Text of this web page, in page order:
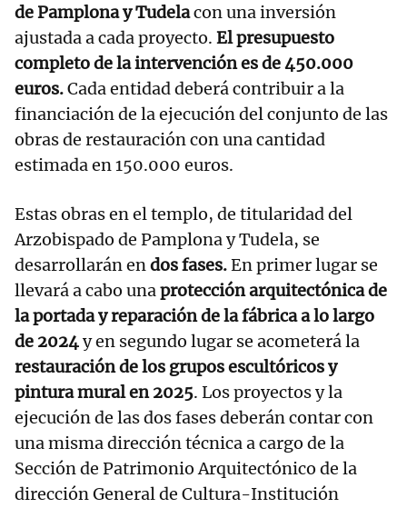
de Pamplona y Tudelacon una inversión
ajustada a cada proyecto. El presupuesto
completo de la intervención es de 450.000
euros.Cada entidad deberá contribuir a la
financiación de la ejecución del conjunto de las
obras de restauración con una cantidad
estimada en 150.000 euros.
Estas obras en el templo, de titularidad del
Arzobispado de Pamplona y Tudela, se
desarrollarán endos fases.En primer lugar se
llevará a cabo unaprotección arquitectónica de
la portada y reparación de la fábrica a lo largo
de 2024y en segundo lugar se acometerá la
restauración de los grupos escultóricos y
pintura mural en 2025. Los proyectos y la
ejecución de las dos fases deberán contar con
una misma dirección técnica a cargo de la
Sección de Patrimonio Arquitectónico de la
dirección General de Cultura-Institución